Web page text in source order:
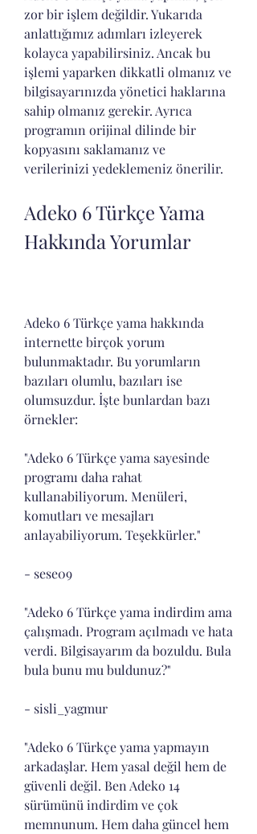
zor bir işlem değildir. Yukarıda
anlattığımız adımları izleyerek
kolayca yapabilirsiniz. Ancak bu
işlemi yaparken dikkatli olmanız ve
bilgisayarınızda yönetici haklarına
sahip olmanız gerekir. Ayrıca
programın orijinal dilinde bir
kopyasını saklamanız ve
verilerinizi yedeklemeniz önerilir.
Adeko 6 Türkçe Yama
Hakkında Yorumlar
Adeko 6 Türkçe yama hakkında
internette birçok yorum
bulunmaktadır. Bu yorumların
bazıları olumlu, bazıları ise
olumsuzdur. İşte bunlardan bazı
örnekler:
"Adeko 6 Türkçe yama sayesinde
programı daha rahat
kullanabiliyorum. Menüleri,
komutları ve mesajları
anlayabiliyorum. Teşekkürler."
- sese09
"Adeko 6 Türkçe yama indirdim ama
çalışmadı. Program açılmadı ve hata
verdi. Bilgisayarım da bozuldu. Bula
bula bunu mu buldunuz?"
- sisli_yagmur
"Adeko 6 Türkçe yama yapmayın
arkadaşlar. Hem yasal değil hem de
güvenli değil. Ben Adeko 14
sürümünü indirdim ve çok
memnunum. Hem daha güncel hem